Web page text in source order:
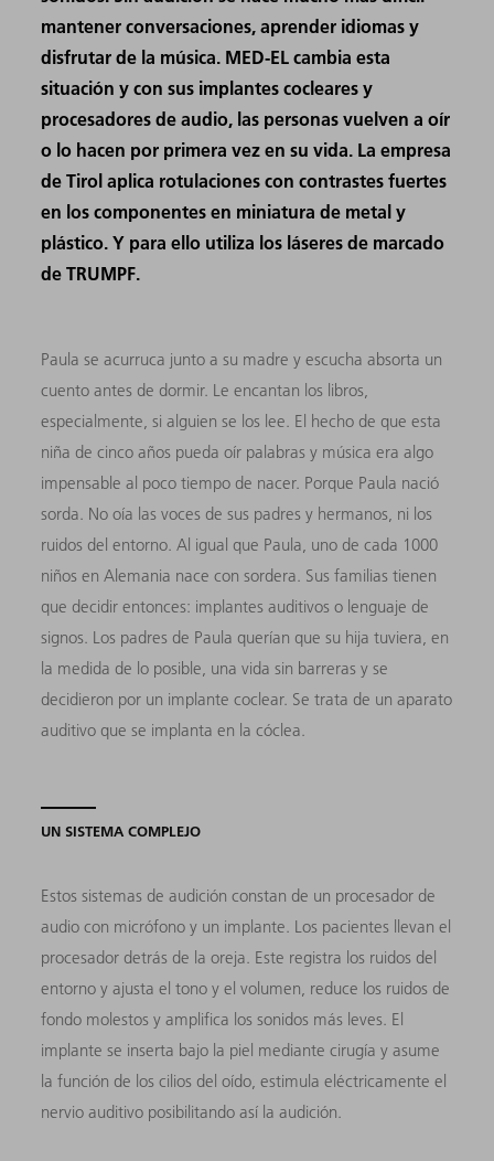
mantener conversaciones, aprender idiomas y
disfrutar de la música. MED-EL cambia esta
situación y con sus implantes cocleares y
procesadores de audio, las personas vuelven a oír
o lo hacen por primera vez en su vida. La empresa
de Tirol aplica rotulaciones con contrastes fuertes
en los componentes en miniatura de metal y
plástico. Y para ello utiliza los láseres de marcado
de TRUMPF.
Paula se acurruca junto a su madre y escucha absorta un
cuento antes de dormir. Le encantan los libros,
especialmente, si alguien se los lee. El hecho de que esta
niña de cinco años pueda oír palabras y música era algo
impensable al poco tiempo de nacer. Porque Paula nació
sorda. No oía las voces de sus padres y hermanos, ni los
ruidos del entorno. Al igual que Paula, uno de cada 1000
niños en Alemania nace con sordera. Sus familias tienen
que decidir entonces: implantes auditivos o lenguaje de
signos. Los padres de Paula querían que su hija tuviera, en
la medida de lo posible, una vida sin barreras y se
decidieron por un implante coclear. Se trata de un aparato
auditivo que se implanta en la cóclea.
UN SISTEMA COMPLEJO
Estos sistemas de audición constan de un procesador de
audio con micrófono y un implante. Los pacientes llevan el
procesador detrás de la oreja. Este registra los ruidos del
entorno y ajusta el tono y el volumen, reduce los ruidos de
fondo molestos y amplifica los sonidos más leves. El
implante se inserta bajo la piel mediante cirugía y asume
la función de los cilios del oído, estimula eléctricamente el
nervio auditivo posibilitando así la audición.